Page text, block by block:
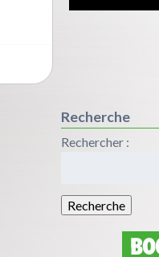
Recherche
Rechercher :
Recherche